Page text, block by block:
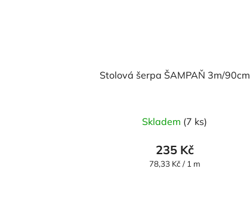
Stolová šerpa ŠAMPAŇ 3m/90cm
Skladem (7 ks)
235 Kč
Měrná
78,33 Kč / 1 m